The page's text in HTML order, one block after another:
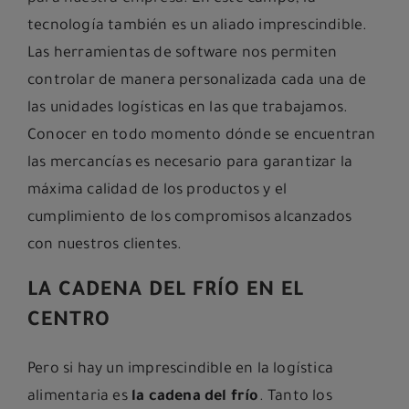
tecnología también es un aliado imprescindible.
Las herramientas de software nos permiten
controlar de manera personalizada cada una de
las unidades logísticas en las que trabajamos.
Conocer en todo momento dónde se encuentran
las mercancías es necesario para garantizar la
máxima calidad de los productos y el
cumplimiento de los compromisos alcanzados
con nuestros clientes.
LA CADENA DEL FRÍO EN EL
CENTRO
Pero si hay un imprescindible en la logística
alimentaria es la cadena del frío. Tanto los